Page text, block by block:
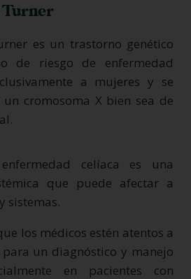
Turner
es un trastorno genético
de riesgo de enfermedad
a mujeres y se
cromosoma X bien sea de
celíaca es una
que puede afectar a
sistemas.
los médicos estén atentos a
para un diagnóstico y manejo
en pacientes con